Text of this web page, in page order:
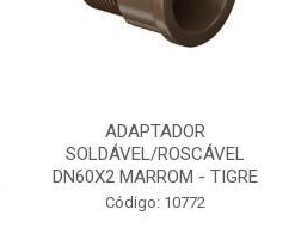
ADAPTADOR
SOLDÁVEL/ROSCÁVEL
DN60X2 MARROM - TIGRE
Código: 10772